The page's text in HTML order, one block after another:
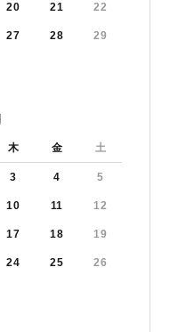
20 21 22
27 28 29
木 金 土
3 4 5
10 11 12
17 18 19
24 25 26